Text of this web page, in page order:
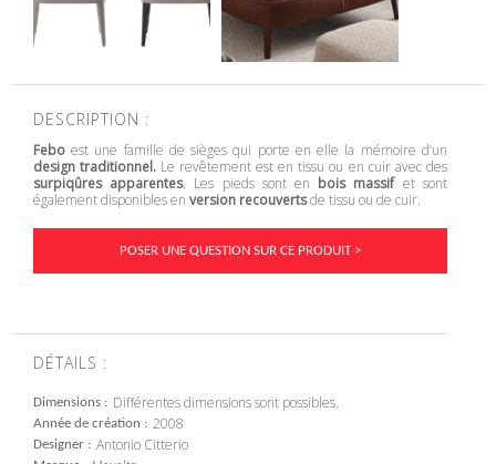
DESCRIPTION :
Febo est une famille de sièges qui porte en elle la mémoire d’un
design traditionnel. Le revêtement est en tissu ou en cuir avec des
surpiqûres apparentes. Les pieds sont en bois massifet sont
également disponibles en version recouvertsde tissu ou de cuir.
POSER UNE QUESTION SUR CE PRODUIT >
DÉTAILS :
Dimensions Différentes dimensions sont possibles.
Année de création 2008
Designer Antonio Citterio